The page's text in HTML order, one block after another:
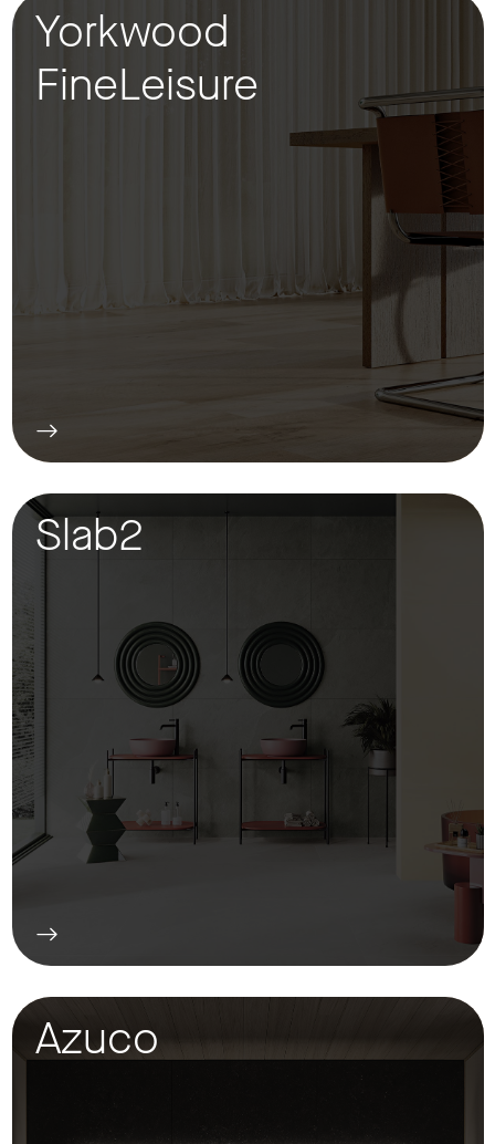
Yorkwood
FineLeisure
Slab2
Azuco